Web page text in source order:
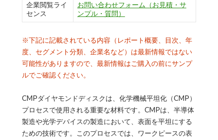
企業閲覧ライ
センス
お問い合わせフォーム（お見積・サ
ンプル・質問）
※下記に記載されている内容（レポート概要、目次、年
度、セグメント分類、企業名など）は最新情報ではない
可能性がありますので、最新情報はご購入の前にサンプ
ルでご確認ください。
CMPダイヤモンドディスクは、化学機械平坦化（CMP）
プロセスで使用される重要な材料です。CMPは、半導体
製造や光学デバイスの製造において、表面を平坦にする
ための技術です。このプロセスでは、ワークピースの表